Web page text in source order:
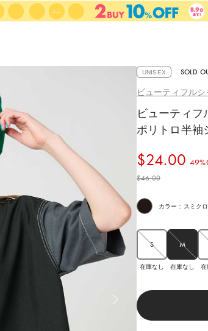
UNISEX SOLD
ビューティフルシ
ビューティフ
ポリトロ半袖
$‌24.00
$‌46.00
カラー：スミクロ
S
在庫なし
M
在庫なし 在